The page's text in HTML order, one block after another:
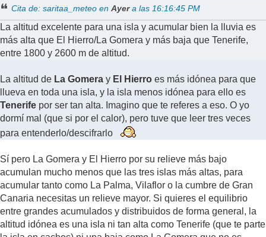
Cita de: saritaa_meteo enAyera las 16:16:45 PM
La altitud excelente para una isla y acumular bien la lluvia es
más alta que El Hierro/La Gomera y más baja que Tenerife,
entre 1800 y 2600 m de altitud.
La altitud de La Gomera y El Hierro es más idónea para que
llueva en toda una isla, y la isla menos idónea para ello es
Tenerife por ser tan alta. Imagino que te referes a eso. O yo
dormí mal (que si por el calor), pero tuve que leer tres veces
para entenderlo/descifrarlo
Sí pero La Gomera y El Hierro por su relieve más bajo
acumulan mucho menos que las tres islas más altas, para
acumular tanto como La Palma, Vilaflor o la cumbre de Gran
Canaria necesitas un relieve mayor. Si quieres el equilibrio
entre grandes acumulados y distribuidos de forma general, la
altitud idónea es una isla ni tan alta como Tenerife (que te parte